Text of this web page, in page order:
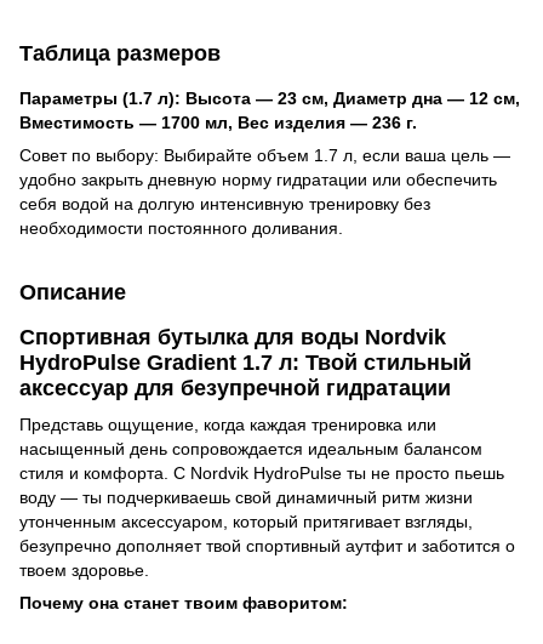
Таблица размеров
Параметры (1.7 л): Высота — 23 см, Диаметр дна — 12 см,
Вместимость — 1700 мл, Вес изделия — 236 г.
Совет по выбору: Выбирайте объем 1.7 л, если ваша цель —
удобно закрыть дневную норму гидратации или обеспечить
себя водой на долгую интенсивную тренировку без
необходимости постоянного доливания.
Описание
Спортивная бутылка для воды Nordvik
HydroPulse Gradient 1.7 л: Твой стильный
аксессуар для безупречной гидратации
Представь ощущение, когда каждая тренировка или
насыщенный день сопровождается идеальным балансом
стиля и комфорта. С Nordvik HydroPulse ты не просто пьешь
воду — ты подчеркиваешь свой динамичный ритм жизни
утонченным аксессуаром, который притягивает взгляды,
безупречно дополняет твой спортивный аутфит и заботится о
твоем здоровье.
Почему она станет твоим фаворитом: